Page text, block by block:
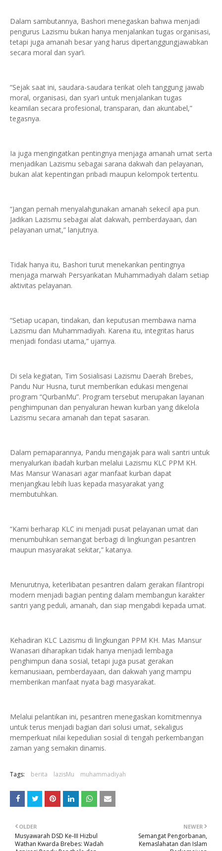
Dalam sambutannya, Bashori menegaskan bahwa menjadi
pengurus Lazismu bukan hanya menjalankan tugas organisasi,
tetapi juga amanah besar yang harus dipertanggungjawabkan
secara moral dan syar’i.
“Sejak saat ini, saudara-saudara terikat oleh tanggung jawab
moral, organisasi, dan syar’i untuk menjalankan tugas
keamilan secara profesional, transparan, dan akuntabel,”
tegasnya.
Ia juga mengingatkan pentingnya menjaga amanah umat serta
menjadikan Lazismu sebagai sarana dakwah dan pelayanan,
bukan alat kepentingan pribadi maupun kelompok tertentu.
“Jangan pernah menyalahgunakan amanah sekecil apa pun.
Jadikan Lazismu sebagai alat dakwah, pemberdayaan, dan
pelayanan umat,” lanjutnya.
Tidak hanya itu, Bashori turut menekankan pentingnya
menjaga marwah Persyarikatan Muhammadiyah dalam setiap
aktivitas pelayanan.
“Setiap ucapan, tindakan, dan keputusan membawa nama
Lazismu dan Muhammadiyah. Karena itu, integritas harus
menjadi fondasi utama,” ujarnya.
Di sela kegiatan, Tim Sosialisasi Lazismu Daerah Brebes,
Pandu Nur Husna, turut memberikan edukasi mengenai
program “QurbanMu”. Program tersebut merupakan layanan
penghimpunan dan penyaluran hewan kurban yang dikelola
Lazismu secara amanah dan tepat sasaran.
Dalam pemaparannya, Pandu mengajak para wali santri untuk
menyalurkan ibadah kurban melalui Lazismu KLC PPM KH.
Mas Mansur Wanasari agar manfaat kurban dapat
menjangkau lebih luas kepada masyarakat yang
membutuhkan.
“Kami berharap KLC ini menjadi pusat pelayanan umat dan
menumbuhkan semangat berbagi di lingkungan pesantren
maupun masyarakat sekitar,” katanya.
Menurutnya, keterlibatan pesantren dalam gerakan filantropi
modern menjadi bagian penting dalam membangun karakter
santri yang peduli, amanah, dan siap mengabdi kepada umat.
Kehadiran KLC Lazismu di lingkungan PPM KH. Mas Mansur
Wanasari diharapkan tidak hanya menjadi lembaga
penghimpun dana sosial, tetapi juga pusat gerakan
kemanusiaan, pemberdayaan, dan dakwah yang mampu
memberikan manfaat nyata bagi masyarakat.
Melalui pelantikan ini, pesantren menegaskan komitmennya
untuk terus menjadi bagian dari solusi umat, sekaligus
memperkuat nilai kepedulian sosial di tengah perkembangan
zaman yang semakin dinamis.
Tags: berita lazisMu muhammadiyah
NEWER
Semangat Pengorbanan,
Kemaslahatan dan Islam
OLDER
Musyawarah DSD Ke-III Hizbul
Wathan Kwarda Brebes: Wadah